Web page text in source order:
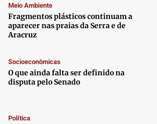
Meio Ambiente
Fragmentos plásticos continuam a
aparecer nas praias da Serra e de
Aracruz
Socioeconômicas
O que ainda falta ser definido na
disputa pelo Senado
Política